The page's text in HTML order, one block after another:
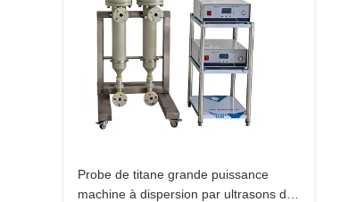
Probe de titane grande puissance
machine à dispersion par ultrasons de